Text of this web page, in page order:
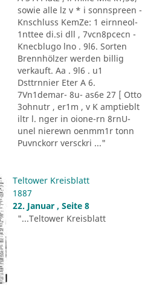
sowie alle lz v * i sonnspreen -
Knschluss KemZe: 1 eirnneol-
1nttee di.si dll , 7vcn8pcecn -
Knecblugo lno . 9l6. Sorten
Brennhölzer werden billig
verkauft. Aa . 9l6 . u1
Dsttrnnier Eter A 6.
7Vn1demar- 8u- as6e 27 [ Otto
3ohnutr , er1m , v K amptieblt
iltr l. nger in oione-rn 8rnU-
unel nierewn oenmm1r tonn
Puvnckorr versckri ..."
Teltower Kreisblatt
1887
22. Januar , Seite 8
"...Teltower Kreisblatt